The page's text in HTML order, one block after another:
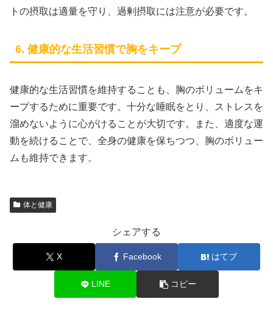
トの摂取は適量を守り、過剰摂取には注意が必要です。
6. 健康的な生活習慣で胸をキープ
健康的な生活習慣を維持することも、胸のボリュームをキ
ープするために重要です。十分な睡眠をとり、ストレスを
溜めないように心がけることが大切です。また、適度な運
動を続けることで、全身の健康を保ちつつ、胸のボリュー
ムも維持できます。
体と健康
シェアする
X Facebook はてブ
LINE コピー